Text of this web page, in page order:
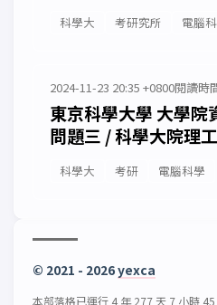
科學大 考研究所 電腦
2024-11-23 20:35 +0800閱讀時
東京科學大學 大學院
問題三 / 科學大院理
科學大 考研 電腦科學
© 2021 - 2026yexca
本部落格已運行 4 年 277 天 7 小時